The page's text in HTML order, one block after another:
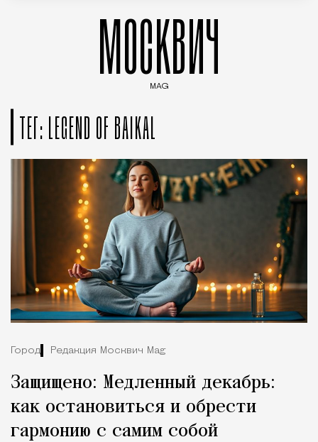
МОСКВИЧ
MAG
ТЕГ: LEGEND OF BAIKAL
Город Редакция Москвич Mag
Защищено: Медленный декабрь:
как остановиться и обрести
гармонию с самим собой